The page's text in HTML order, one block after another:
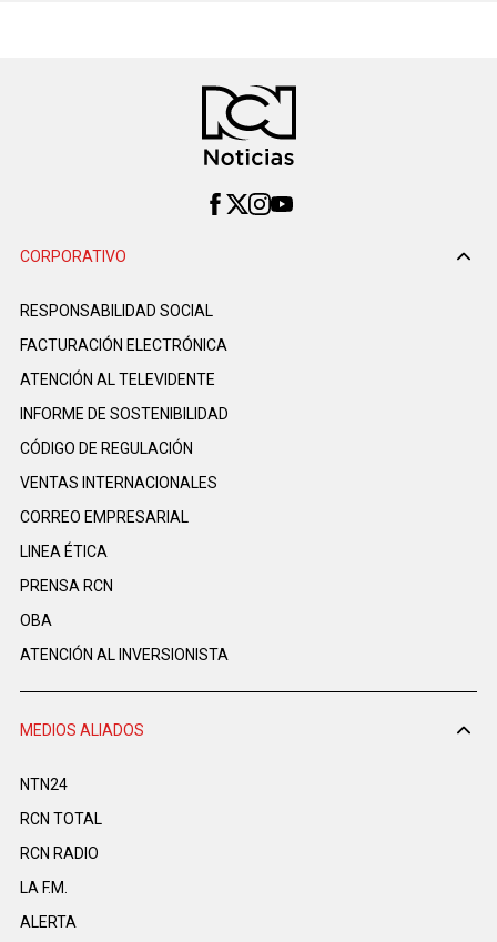
CORPORATIVO
RESPONSABILIDAD SOCIAL
FACTURACIÓN ELECTRÓNICA
ATENCIÓN AL TELEVIDENTE
INFORME DE SOSTENIBILIDAD
CÓDIGO DE REGULACIÓN
VENTAS INTERNACIONALES
CORREO EMPRESARIAL
LINEA ÉTICA
PRENSA RCN
OBA
ATENCIÓN AL INVERSIONISTA
MEDIOS ALIADOS
NTN24
RCN TOTAL
RCN RADIO
LA F.M.
ALERTA